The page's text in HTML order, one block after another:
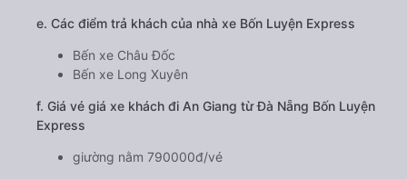
e. Các điểm trả khách của nhà xe Bốn Luyện Express
Bến xe Châu Đốc
Bến xe Long Xuyên
f. Giá vé giá xe khách đi An Giang từ Đà Nẵng Bốn Luyện
Express
giường nằm 790000đ/vé